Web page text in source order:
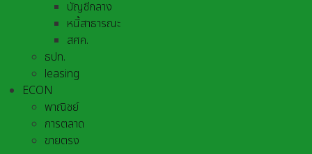
บัญชีกลาง
หนี้สาธารณะ
สศค.
ธปท.
leasing
ECON
พาณิชย์
การตลาด
ขายตรง